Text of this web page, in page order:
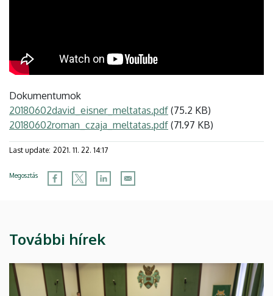
Dokumentumok
20180602david_eisner_meltatas.pdf (75.2 KB)
20180602roman_czaja_meltatas.pdf (71.97 KB)
Last update: 2021. 11. 22. 14:17
Megosztás
További hírek